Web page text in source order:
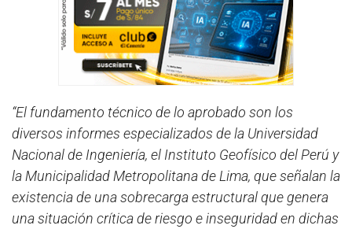
“El fundamento técnico de lo aprobado son los
diversos informes especializados de la Universidad
Nacional de Ingeniería, el Instituto Geofísico del Perú y
la Municipalidad Metropolitana de Lima, que señalan la
existencia de una sobrecarga estructural que genera
una situación crítica de riesgo e inseguridad en dichas